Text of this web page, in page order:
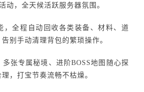
动，全天候活跃服务器氛围。
，全程自动回收各类装备、材料、道
别手动清理背包的繁琐操作。
张专属秘境、进阶BOSS地图随心探
，打宝节奏流畅不枯燥。